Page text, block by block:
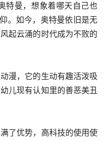
特曼，想象着哪天自己也
。如今，奥特曼依旧是无
起云涌的时代成为不败的
漫，它的生动有趣活泼吸
儿现有认知里的善恶美丑
了优势，高科技的使用使